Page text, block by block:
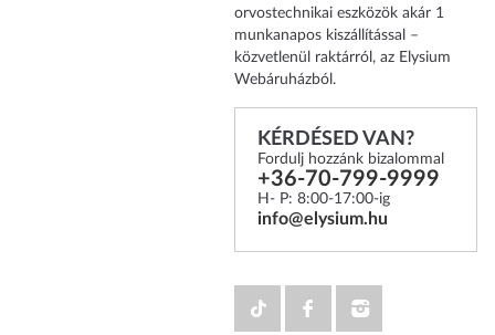
orvostechnikai eszközök akár 1
munkanapos kiszállítással –
közvetlenül raktárról, az Elysium
Webáruházból.
KÉRDÉSED VAN?
Fordulj hozzánk bizalommal
+36-70-799-9999
H- P: 8:00-17:00-ig
info@elysium.hu